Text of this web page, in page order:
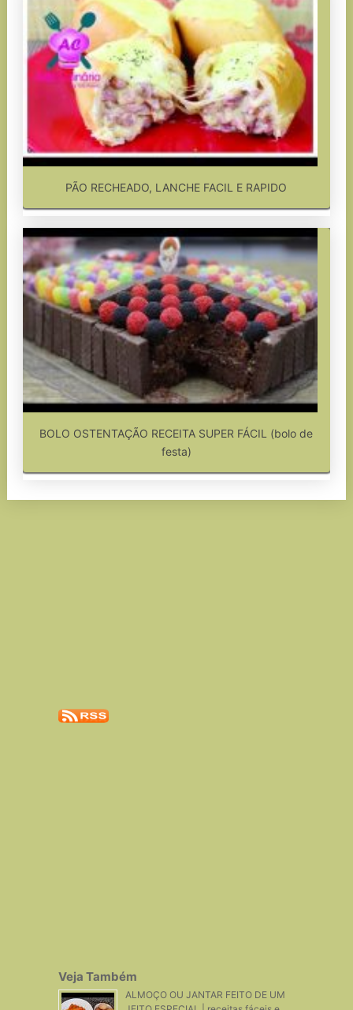
PÃO RECHEADO, LANCHE FACIL E RAPIDO
BOLO OSTENTAÇÃO RECEITA SUPER FÁCIL (bolo de
festa)
Veja Também
ALMOÇO OU JANTAR FEITO DE UM